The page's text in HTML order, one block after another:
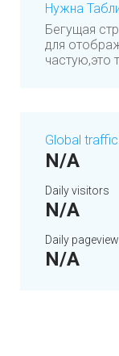
Нужна
Бегущая
для
частую,это
Global
N/A
Daily visitors
N/A
Daily
N/A